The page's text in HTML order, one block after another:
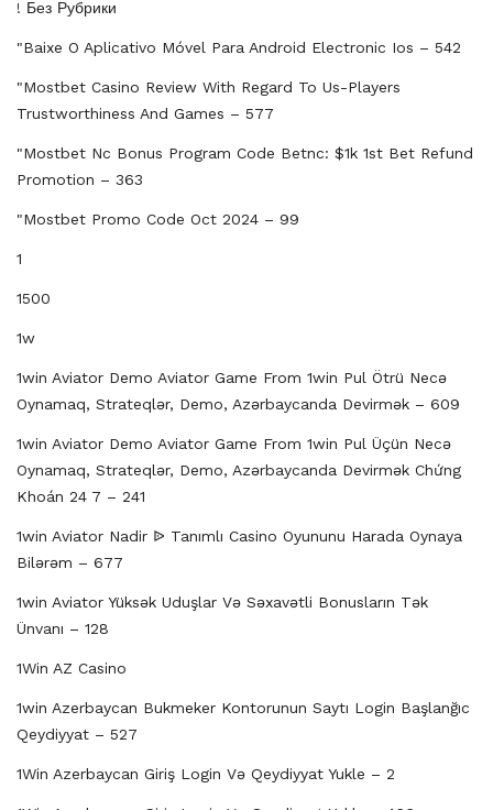
! Без Рубрики
"baixe O Aplicativo Móvel Para Android Electronic Ios – 542
"mostbet Casino Review With Regard To Us-Players
Trustworthiness And Games – 577
"mostbet Nc Bonus Program Code Betnc: $1k 1st Bet Refund
Promotion – 363
"mostbet Promo Code Oct 2024 – 99
1
1500
1w
1win Aviator Demo Aviator Game From 1win Pul Ötrü Necə
Oynamaq, Strateqlər, Demo, Azərbaycanda Devirmək – 609
1win Aviator Demo Aviator Game From 1win Pul Üçün Necə
Oynamaq, Strateqlər, Demo, Azərbaycanda Devirmək Chứng
Khoán 24 7 – 241
1win Aviator Nadir ᐉ Tanımlı Casino Oyununu Harada Oynaya
Bilərəm – 677
1win Aviator Yüksək Uduşlar Və Səxavətli Bonusların Tək
Ünvanı – 128
1Win AZ Casino
1win Azerbaycan Bukmeker Kontorunun Saytı Login Başlanğıc
Qeydiyyat – 527
1Win Azerbaycan Giriş Login Və Qeydiyyat Yukle – 2